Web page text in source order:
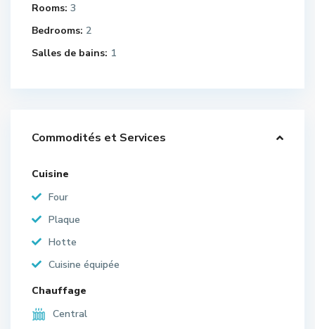
Rooms: 3
Bedrooms: 2
Salles de bains: 1
Commodités et Services
Cuisine
Four
Plaque
Hotte
Cuisine équipée
Chauffage
Central